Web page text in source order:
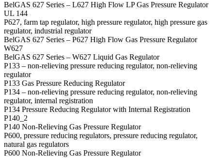
BelGAS 627 Series – L627 High Flow LP Gas Pressure Regulator
UL 144
P627, farm tap regulator, high pressure regulator, high pressure gas
regulator, industrial regulator
BelGAS 627 Series – P627 High Flow Gas Pressure Regulator
W627
BelGAS 627 Series – W627 Liquid Gas Regulator
P133 – non-relieving pressure reducing regulator, non-relieving
regulator
P133 Gas Pressure Reducing Regulator
P134 – non-relieving pressure reducing regulator, non-relieving
regulator, internal registration
P134 Pressure Reducing Regulator with Internal Registration
P140_2
P140 Non-Relieving Gas Pressure Regulator
P600, pressure reducing regulators, pressure reducing regulator,
natural gas regulators
P600 Non-Relieving Gas Pressure Regulator